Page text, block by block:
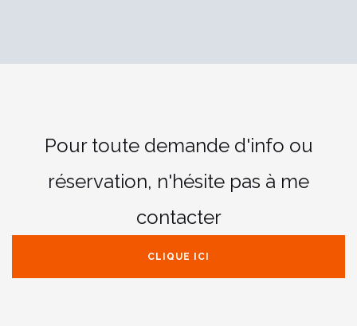
Pour toute demande d'info ou
réservation, n'hésite pas à me
contacter
CLIQUE ICI